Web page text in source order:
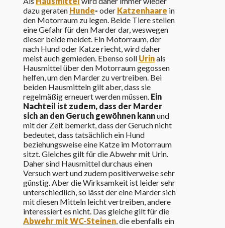
dazu geraten Hunde- oder Katzenhaare in
den Motorraum zu legen. Beide Tiere stellen
eine Gefahr für den Marder dar, weswegen
dieser beide meidet. Ein Motorraum, der
nach Hund oder Katze riecht, wird daher
meist auch gemieden. Ebenso soll Urinals
Hausmittel über den Motorraum gegossen
helfen, um den Marder zu vertreiben. Bei
beiden Hausmitteln gilt aber, dass sie
regelmäßig erneuert werden müssen. Ein
Nachteil ist zudem, dass der Marder
sich an den Geruch gewöhnen kannund
mit der Zeit bemerkt, dass der Geruch nicht
bedeutet, dass tatsächlich ein Hund
beziehungsweise eine Katze im Motorraum
sitzt. Gleiches gilt für die Abwehr mit Urin.
Daher sind Hausmittel durchaus einen
Versuch wert und zudem positiverweise sehr
günstig. Aber die Wirksamkeit ist leider sehr
unterschiedlich, so lässt der eine Marder sich
mit diesen Mitteln leicht vertreiben, andere
interessiert es nicht. Das gleiche gilt für die
Abwehr mit WC-Steinen, die ebenfalls ein